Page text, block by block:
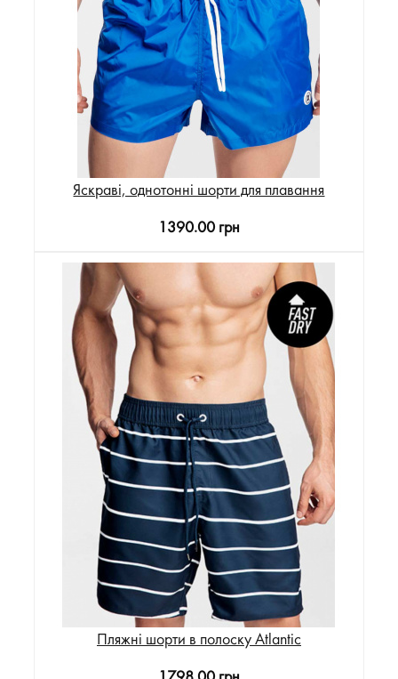
Яскраві, однотонні шорти для плавання
1390.00 грн
Пляжні шорти в полоску Atlantic